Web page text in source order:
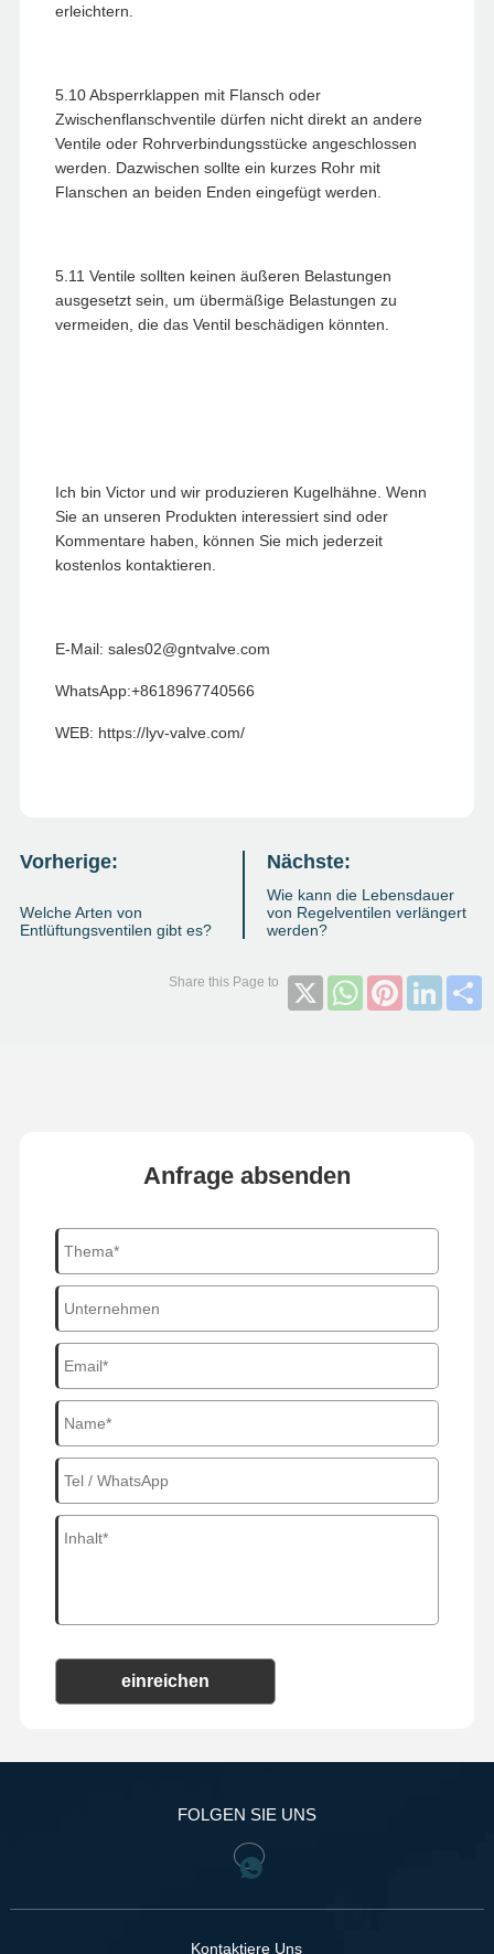
erleichtern.
5.10 Absperrklappen mit Flansch oder
Zwischenflanschventile dürfen nicht direkt an andere
Ventile oder Rohrverbindungsstücke angeschlossen
werden. Dazwischen sollte ein kurzes Rohr mit
Flanschen an beiden Enden eingefügt werden.
5.11 Ventile sollten keinen äußeren Belastungen
ausgesetzt sein, um übermäßige Belastungen zu
vermeiden, die das Ventil beschädigen könnten.
Ich bin Victor und wir produzieren Kugelhähne. Wenn
Sie an unseren Produkten interessiert sind oder
Kommentare haben, können Sie mich jederzeit
kostenlos kontaktieren.
E-Mail: sales02@gntvalve.com
WhatsApp:+8618967740566
WEB: https://lyv-valve.com/
Vorherige:
Welche Arten von
Entlüftungsventilen gibt es?
Nächste:
Wie kann die Lebensdauer
von Regelventilen verlängert
werden?
X WhatsAppPinterest
Anfrage absenden
einreichen
FOLGEN SIE UNS
Kontaktiere Uns